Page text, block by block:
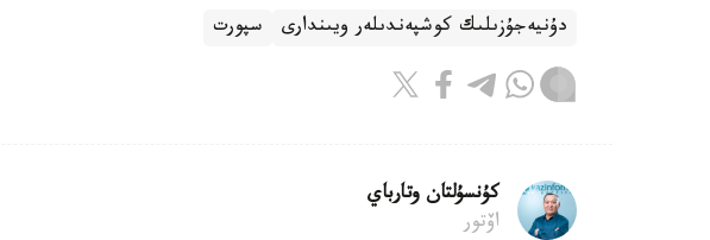
دۇنيەجۇزىلىك كوشپەندىلەر ويىندارى سپورت
كۇنسۇلتان وتارباي
اۆتور